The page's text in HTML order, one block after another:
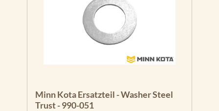
Minn Kota Ersatzteil - Washer Steel
Trust - 990-051